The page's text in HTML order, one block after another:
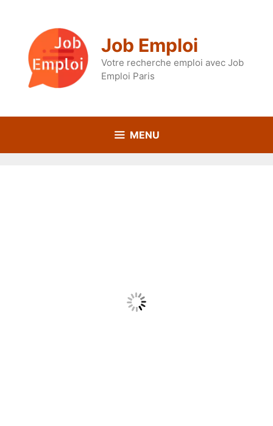
Job Emploi
Votre recherche emploi avec Job
Emploi Paris
MENU